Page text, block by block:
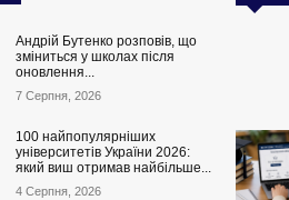
Андрій Бутенко розповів, що
зміниться у школах після
оновлення...
7 Серпня, 2026
100 найпопулярніших
університетів України 2026:
який виш отримав найбільше...
4 Серпня, 2026